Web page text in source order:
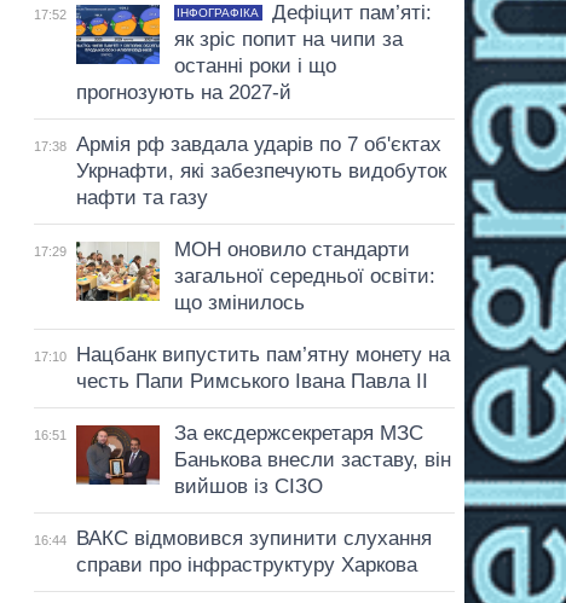
17:52 ІНФОГРАФІКА
Дефіцит пам’яті:
як зріс попит на чипи за
останні роки і що
прогнозують на 2027-й
17:38
Армія рф завдала ударів по 7 об'єктах
Укрнафти, які забезпечують видобуток
нафти та газу
17:29
МОН оновило стандарти
загальної середньої освіти:
що змінилось
17:10
Нацбанк випустить пам’ятну монету на
честь Папи Римського Івана Павла II
16:51
За ексдержсекретаря МЗС
Банькова внесли заставу, він
вийшов із СІЗО
16:44
ВАКС відмовився зупинити слухання
справи про інфраструктуру Харкова